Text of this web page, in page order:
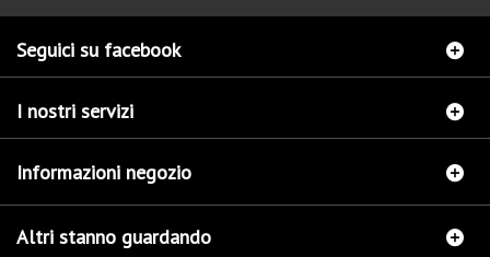
Seguici su facebook
I nostri servizi
Informazioni negozio
Altri stanno guardando